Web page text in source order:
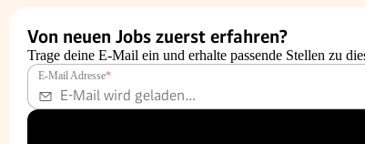
Von neuen Jobs zuerst erfahren?
Trage deine E-Mail ein und erhalte passende Stellen zu
E-Mail Adresse*